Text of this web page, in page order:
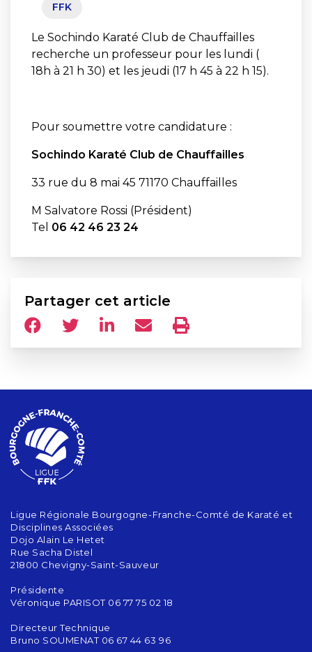
FFK
Le Sochindo Karaté Club de Chauffailles
recherche un professeur pour les lundi (
18h à 21 h 30) et les jeudi (17 h 45 à 22 h 15).
Pour soumettre votre candidature :
Sochindo Karaté Club de Chauffailles
33 rue du 8 mai 45 71170 Chauffailles
M Salvatore Rossi (Président)
Tel 06 42 46 23 24
Partager cet article
Ligue Régionale Bourgogne-Franche-Comté de Karaté et
Disciplines Associées
Dojo Alain Le Hetet
Rue Sacha Distel
21800 Chevigny-Saint-Sauveur
Présidente
Véronique PARISOT 06 77 75 02 18
Directeur Technique
Bruno SOUMENAT 06 67 44 63 96